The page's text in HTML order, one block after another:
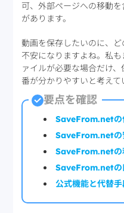
可、外部ページへの移動
があります。
動画を保存したいのに、
不安になりますよね。私
ァイルが必要な場合だけ
番が分かりやすいと考えて
要点を確認
SaveFrom.netの
SaveFrom.netの
SaveFrom.netの
SaveFrom.netの
公式機能と代替